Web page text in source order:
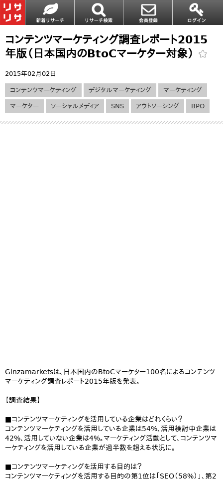
コンテンツマーケティング調査レポート2015
年版（日本国内のBtoCマーケター対象）
2015年02月02日
コンテンツマーケティング デジタルマーケティング マーケティング
マーケター ソーシャルメディア SNS アウトソーシング BPO
Ginzamarketsは、日本国内のBtoCマーケター100名によるコンテンツ
マーケティング調査レポート2015年版を発表。
【調査結果】
■コンテンツマーケティングを活用している企業はどれくらい？
コンテンツマーケティングを活用している企業は54%、活用検討中企業は
42%、活用していない企業は4%。マーケティング活動として、コンテンツマ
ーケティングを活用している企業が過半数を超える状況に。
■コンテンツマーケティングを活用する目的は？
コンテンツマーケティングを活用する目的の第1位は「SEO（58%）」、第2